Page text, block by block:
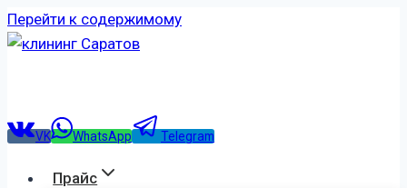
Перейти к содержимому
VK WhatsApp Telegram
Прайс